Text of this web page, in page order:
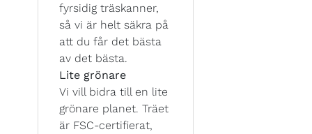
fyrsidig träskanner,
så vi är helt säkra på
att du får det bästa
av det bästa.
Lite grönare
Vi vill bidra till en lite
grönare planet. Träet
är FSC-certifierat,